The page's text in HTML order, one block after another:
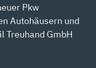
Pkw
Autohäusern und
Treuhand GmbH